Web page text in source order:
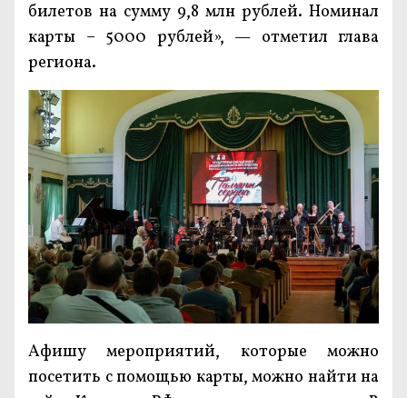
билетов на сумму 9,8 млн рублей. Номинал
карты – 5000 рублей», — отметил глава
региона.
Афишу мероприятий, которые можно
посетить с помощью карты, можно найти на